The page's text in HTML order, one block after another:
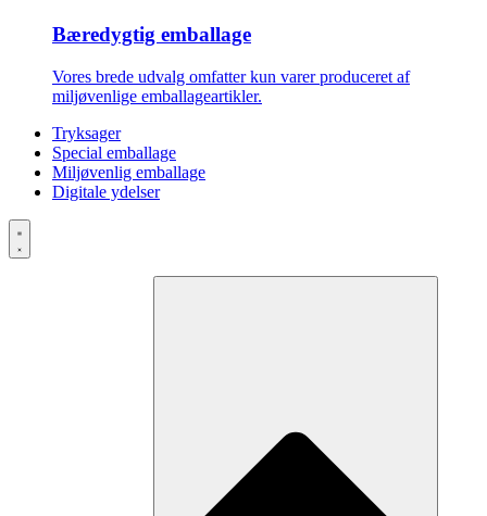
Bæredygtig emballage
Vores brede udvalg omfatter kun varer produceret af
miljøvenlige emballageartikler.
Tryksager
Special emballage
Miljøvenlig emballage
Digitale ydelser